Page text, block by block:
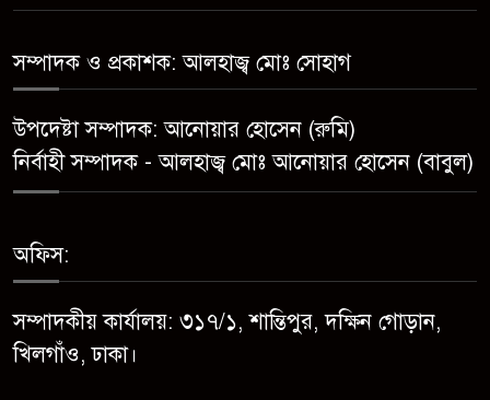
মেয়েকে ধর্ষণের অভিযোগে সেনবাগে
সোনাতলা পৌরসভার উপ-সহকারী
প্রকৌশলীর বিরুদ্ধে সাংবাদিকের
অভিযোগ,তদন্তের আশ্বাস প্রশাসকের
সাক্ষ্যগ্রহণ শুরু
উন্নয়ন কে প্রাধান্য দিয়ে বগুড়ার
সম্পাদক ও প্রকাশক: আলহাজ্ব মোঃ সোহাগ
উপদেষ্টা সম্পাদক: আনোয়ার হোসেন (রুমি)
নির্বাহী সম্পাদক - আলহাজ্ব মোঃ আনোয়ার হোসেন (বাবুল)
অফিস:
সম্পাদকীয় কার্যালয়: ৩১৭/১, শান্তিপুর, দক্ষিন গোড়ান,
খিলগাঁও, ঢাকা।